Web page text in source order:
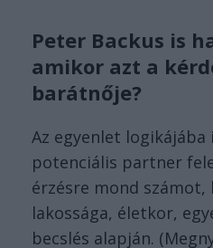
Peter Backus is
amikor azt a
barátnője?
Az egyenlet
potenciális partner
érzésre mond
lakossága, életkor,
becslés alapján.